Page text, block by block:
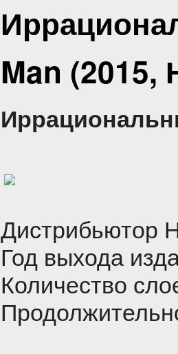
Man
Дистрибьютор
Год выхода
Количество